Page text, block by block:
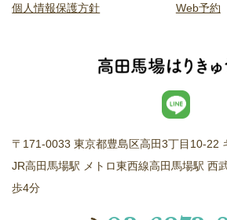
〒171-0033 東京都豊島区高田3丁目10-22
JR高田馬場駅 メトロ東西線高田馬場駅 西
歩4分
個人情報保護方針 Web予約